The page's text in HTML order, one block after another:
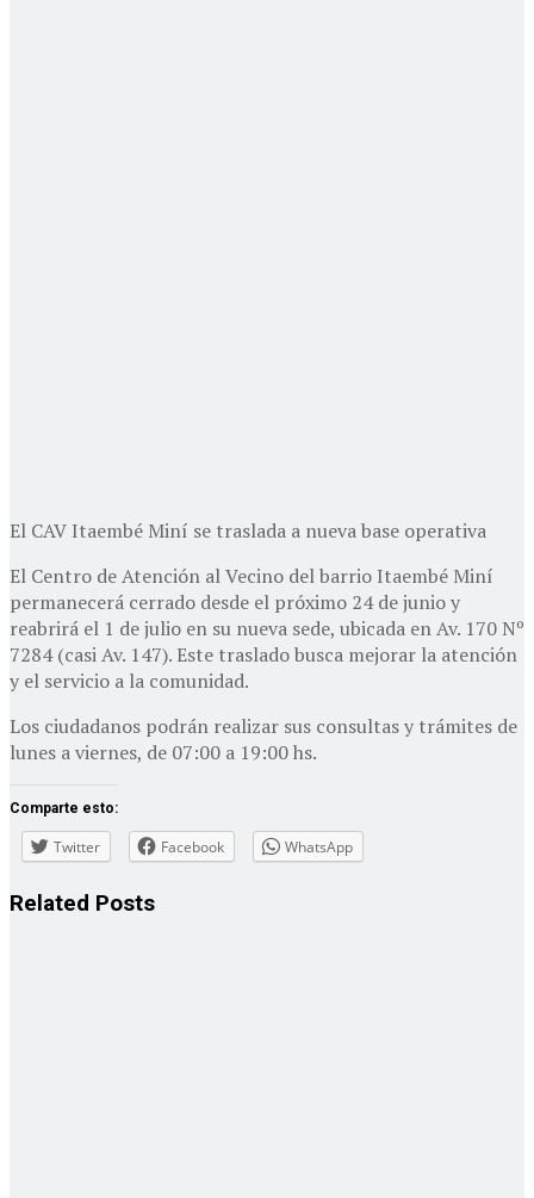
El CAV Itaembé Miní se traslada a nueva base operativa
El Centro de Atención al Vecino del barrio Itaembé Miní
permanecerá cerrado desde el próximo 24 de junio y
reabrirá el 1 de julio en su nueva sede, ubicada en Av. 170 Nº
7284 (casi Av. 147). Este traslado busca mejorar la atención
y el servicio a la comunidad.
Los ciudadanos podrán realizar sus consultas y trámites de
lunes a viernes, de 07:00 a 19:00 hs.
Comparte esto:
Twitter Facebook WhatsApp
Related Posts